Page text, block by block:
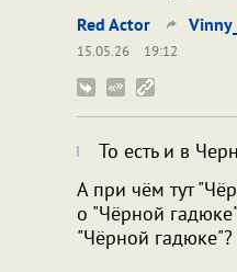
Red Actor
15.05.26
19:12
То есть и в
А при чём тут
о "Чёрной
"Чёрной гадюке"?